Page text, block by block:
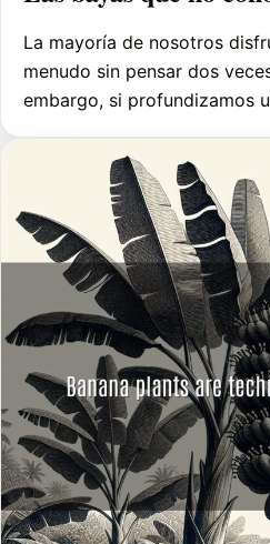
La mayoría de nosotros
menudo sin pensar dos
embargo, si profundizamos